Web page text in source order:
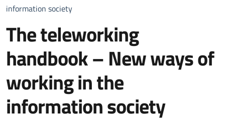
information society
The teleworking
handbook – New ways of
working in the
information society